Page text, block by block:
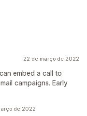
22 de março de 2022
embed a call to
campaigns. Early
de 2022